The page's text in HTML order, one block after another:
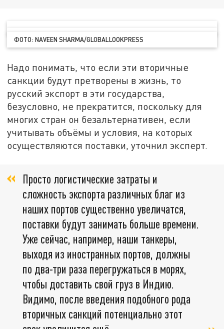
ФОТО: NAVEEN SHARMA/GLOBALLOOKPRESS
Надо понимать, что если эти вторичные
санкции будут претворены в жизнь, то
русский экспорт в эти государства,
безусловно, не прекратится, поскольку для
многих стран он безальтернативен, если
учитывать объёмы и условия, на которых
осуществляются поставки, уточнил эксперт.
Просто логистические затраты и
сложность экспорта различных благ из
наших портов существенно увеличатся,
поставки будут занимать больше времени.
Уже сейчас, например, наши танкеры,
выходя из иностранных портов, должны
по два-три раза перегружаться в морях,
чтобы доставить свой груз в Индию.
Видимо, после введения подобного рода
вторичных санкций потенциально этот